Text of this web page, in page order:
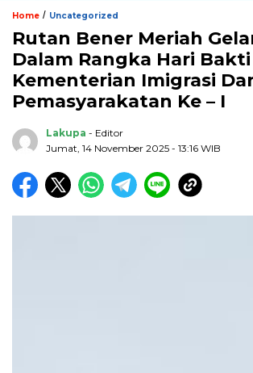
Home / Uncategorized
Rutan Bener Meriah
Dalam Rangka Hari Bakti
Kementerian Imigrasi
Pemasyarakatan Ke – I
Lakupa - Editor
Jumat, 14 November 2025 - 13:16 WIB